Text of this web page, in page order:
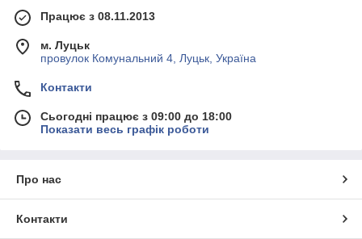
Працює з 08.11.2013
м. Луцьк
провулок Комунальний 4, Луцьк, Україна
Контакти
Сьогодні працює з 09:00 до 18:00
Показати весь графік роботи
Про нас
Контакти